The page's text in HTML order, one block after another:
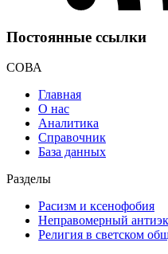
Постоянные ссылки
СОВА
Главная
О нас
Аналитика
Справочник
База данных
Разделы
Расизм и ксенофобия
Неправомерный
Религия в светском